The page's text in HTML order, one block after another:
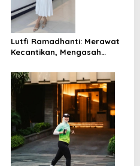
Lutfi Ramadhanti: Merawat
Kecantikan, Mengasah
Kebahagiaan